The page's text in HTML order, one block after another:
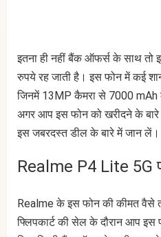
इतना ही नहीं बैंक ऑफर्स के साथ तो
रुपये रह जाती है। इस फोन में कई
जिनमें 13MP कैमरा से 7000 mAh
अगर आप इस फोन को खरीदने के
इस जबरदस्त डील के बारे में जान लें।
Realme P4 Lite 5G
Realme के इस फोन की कीमत वैसे
फ्लिपकार्ट की सेल के दौरान आप